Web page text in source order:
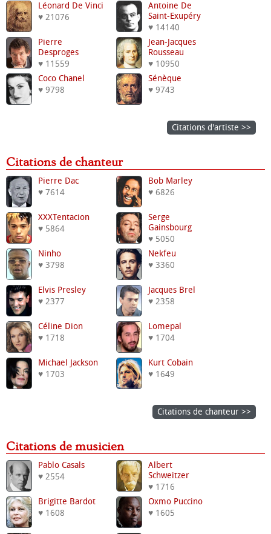
Léonard De Vinci
♥ 21076
Antoine De
Saint-Exupéry
♥ 14140
Pierre
Desproges
♥ 11559
Jean-Jacques
Rousseau
♥ 10950
Coco Chanel
♥ 9798
Sénèque
♥ 9743
Citations d'artiste >>
Citations de chanteur
Pierre Dac
♥ 7614
Bob Marley
♥ 6826
XXXTentacion
♥ 5864
Serge
Gainsbourg
♥ 5050
Ninho
♥ 3798
Nekfeu
♥ 3360
Elvis Presley
♥ 2377
Jacques Brel
♥ 2358
Céline Dion
♥ 1718
Lomepal
♥ 1704
Michael Jackson
♥ 1703
Kurt Cobain
♥ 1649
Citations de chanteur >>
Citations de musicien
Pablo Casals
♥ 2554
Albert
Schweitzer
♥ 1716
Brigitte Bardot
♥ 1608
Oxmo Puccino
♥ 1605